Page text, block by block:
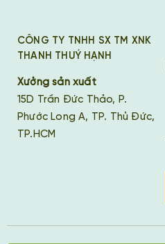
CÔNG TY TNHH SX TM XNK
THANH THUÝ HẠNH
Xưởng sản xuất
15D Trần Đức Thảo, P.
Phước Long A, TP. Thủ Đức,
TP.HCM